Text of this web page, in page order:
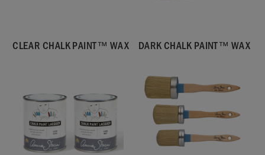
CLEAR CHALK PAINT™ WAX DARK CHALK PAINT™ WAX